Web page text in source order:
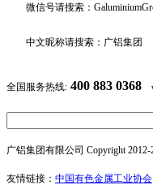
微信号请搜索：
中文昵称请搜索：广铝集团
全国服务热线: 400 883 0368
广铝集团有限公司 Copyright
友情链接： 中国有色金属工业协会